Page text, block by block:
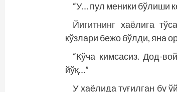
“У… пул меники бўлиши
Йигитнинг хаёлига
кўзлари бежо бўлди, яна
“Кўча кимсасиз. Дод-
йўқ…”
У хаёлида туғилган бу